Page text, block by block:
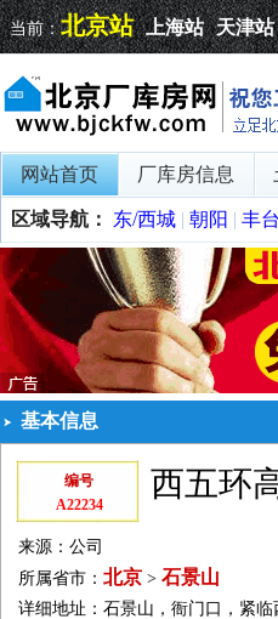
当前：北京站 上海站 天津站
网站首页 厂库房信息
区域导航： 东/西城 | 朝阳 | 丰台
基本信息
编号
A22234
西五环
来源：公司
所属省市： 北京 > 石景山
详细地址：石景山，衙门口，紧临